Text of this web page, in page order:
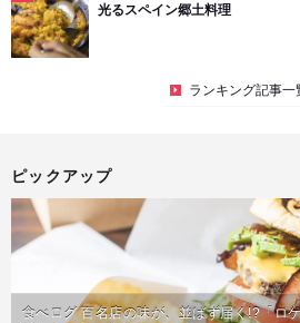
光るスペイン郷土料理
ランキング記事一
ピックアップ
食べログ 百名店の味が、並ばず届く!?「ロ